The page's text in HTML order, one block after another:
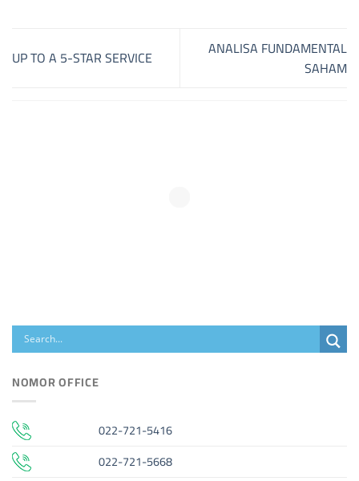
UP TO A 5-STAR SERVICE
ANALISA FUNDAMENTAL
SAHAM
NOMOR OFFICE
022-721-5416
022-721-5668